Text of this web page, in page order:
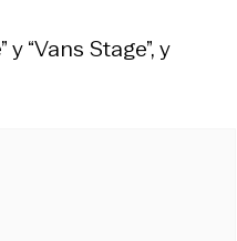
“Vans Stage”, y